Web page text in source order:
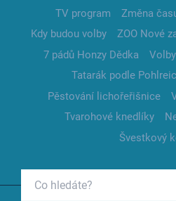
TV program
Změna
Kdy budou volby
ZOO Nové
7 pádů Honzy Dědka
Tatarák podle
Pěstování lichořeřišnice
Tvarohové knedlíky
Švestkový